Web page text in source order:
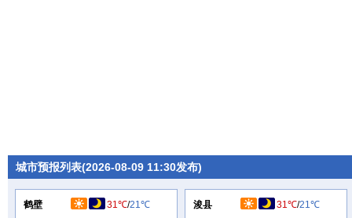
城市预报列表(2026-08-09 11:30发布)
鹤壁 31℃/21℃ 浚县 31℃/21℃